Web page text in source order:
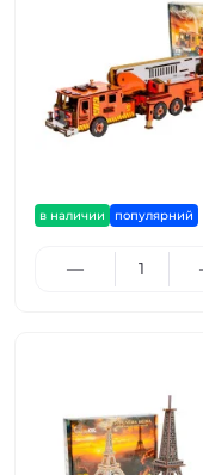
в наличии популярний